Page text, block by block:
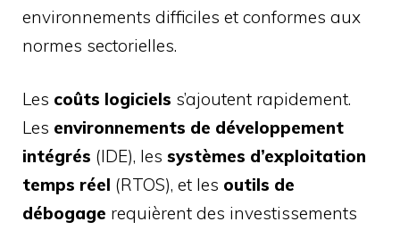
environnements difficiles et conformes aux
normes sectorielles.
Les coûts logiciels s’ajoutent rapidement.
Les environnements de développement
intégrés (IDE), les systèmes d’exploitation
temps réel (RTOS), et les outils de
débogage requièrent des investissements